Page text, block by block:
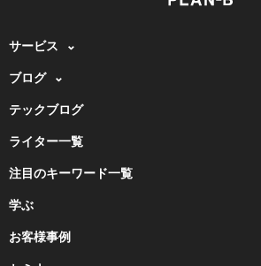
サービス
ブログ
テックブログ
ライター一覧
注目のキーワード一覧
学ぶ
お客様事例